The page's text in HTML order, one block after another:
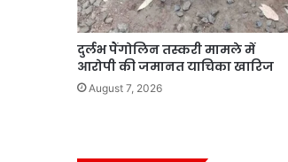
दुर्लभ पैंगोलिन तस्करी मामले में
आरोपी की जमानत याचिका खारिज
August 7, 2026